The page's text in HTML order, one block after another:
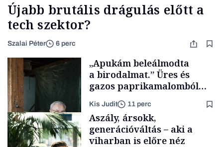
Újabb brutális drágulás előtt a
tech szektor?
Szalai Péter 6 perc
„Apukám beleálmodta
a birodalmat.” Üres és
gazos paprikamalomból
fűszersztori
Kis Judit 11 perc
Aszály, ársokk,
generációváltás – aki a
viharban is előre néz